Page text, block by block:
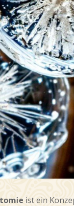
ist ein